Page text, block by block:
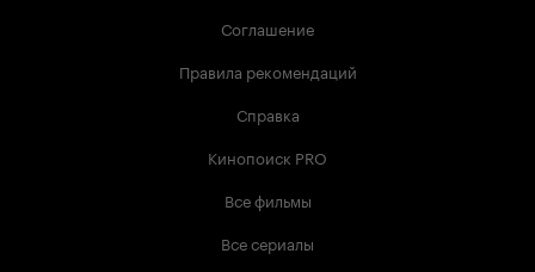
Соглашение
Правила рекомендаций
Справка
Кинопоиск PRO
Все фильмы
Все сериалы